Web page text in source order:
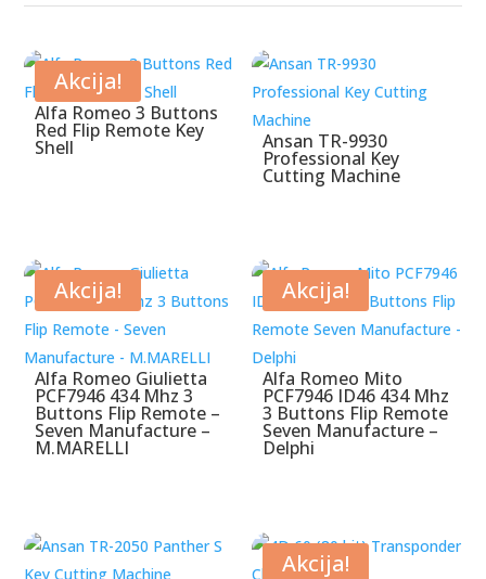
Povezani proizvodi
Akcija!
Alfa Romeo 3 Buttons
Red Flip Remote Key
Shell Ansan TR-9930
Professional Key
Cutting Machine
Akcija!
Alfa Romeo Giulietta
PCF7946 434 Mhz 3
Buttons Flip Remote –
Seven Manufacture –
M.MARELLI
Akcija!
Alfa Romeo Mito
PCF7946 ID46 434 Mhz
3 Buttons Flip Remote
Seven Manufacture –
Delphi
Akcija!